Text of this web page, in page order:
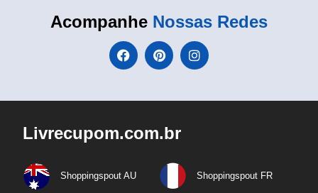
Acompanhe Nossas Redes
Livrecupom.com.br
Shoppingspout AU Shoppingspout FR